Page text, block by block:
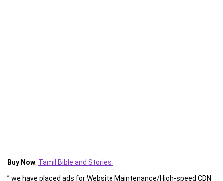
Buy Now: Tamil Bible and Stories
” we have placed ads for Website Maintenance/High-speed CDN